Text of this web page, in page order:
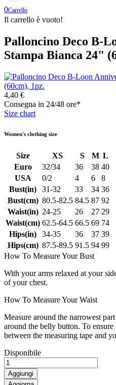
0Carrello
Il carrello è vuoto!
Palloncino Deco B-
Stampa Bianca 24"
4,40 €
Consegna in 24/48 ore*
Size chart
Women's clothing size
Size XS S M L
Euro
32/34 36 38 40
USA
0/2 4 6
8
Bust(in)
31-32 33 34 36
Bust(cm) 80.5-82.5 84.5 87 92
Waist(in) 24-25 26 27 29
Waist(cm) 62.5-64.5 66.5 69 74
Hips(in)
34-35 36 37 39
Hips(cm) 87.5-89.5 91.5 94 99
How To Measure Your Bust
With your arms relaxed at your
of your chest.
How To Measure Your Waist
Measure around the narrowest
around the belly button. To
between the measuring tape and
Disponibile
Aggiungi